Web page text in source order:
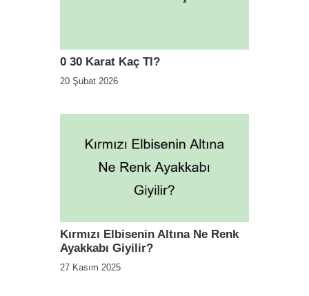
0 30 Karat Kaç Tl?
20 Şubat 2026
Kırmızı Elbisenin Altına Ne Renk
Ayakkabı Giyilir?
27 Kasım 2025